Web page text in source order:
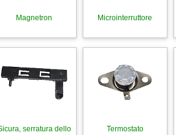
Magnetron Microinterruttore
serratura dello
Termostato